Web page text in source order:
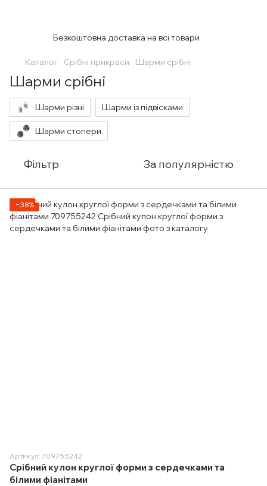
Безкоштовна доставка на всі товари
Каталог Срібні прикраси Шарми срібні
Шарми срібні
Шарми різні Шарми із підвісками
Шарми стопери
Фільтр За популярністю
−38%
Артикул: 709755242
Срібний кулон круглої форми з сердечками та
білими фіанітами